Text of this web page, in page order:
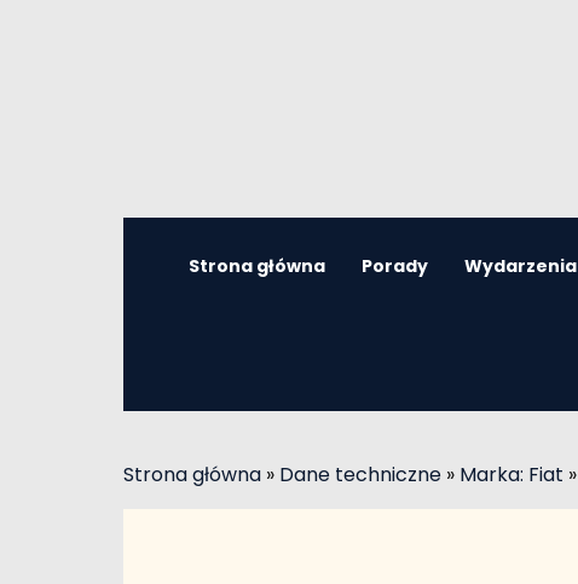
Strona główna Porady Wydarzenia
Strona główna » Dane techniczne » Marka: Fiat »